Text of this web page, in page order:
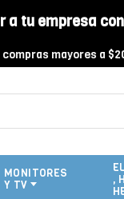
tu empresa
mayores a $200.000 🔥
MONITORES
Y TV
,